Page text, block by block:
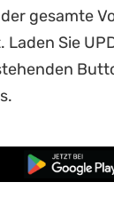
gesamte
Laden Sie
Kostenloser